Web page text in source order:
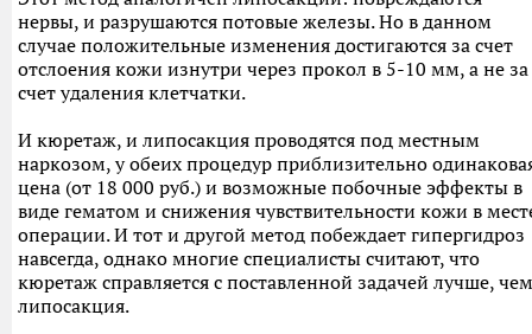
нервы, и разрушаются потовые железы. Но в данном
случае положительные изменения достигаются за счет
отслоения кожи изнутри через прокол в 5-10 мм, а не за
счет удаления клетчатки.
И кюретаж, и липосакция проводятся под местным
наркозом, у обеих процедур приблизительно
цена (от 18 000 руб.) и возможные побочные эффекты в
виде гематом и снижения чувствительности кожи в
операции. И тот и другой метод побеждает гипергидроз
навсегда, однако многие специалисты считают, что
кюретаж справляется с поставленной задачей лучше, чем
липосакция.